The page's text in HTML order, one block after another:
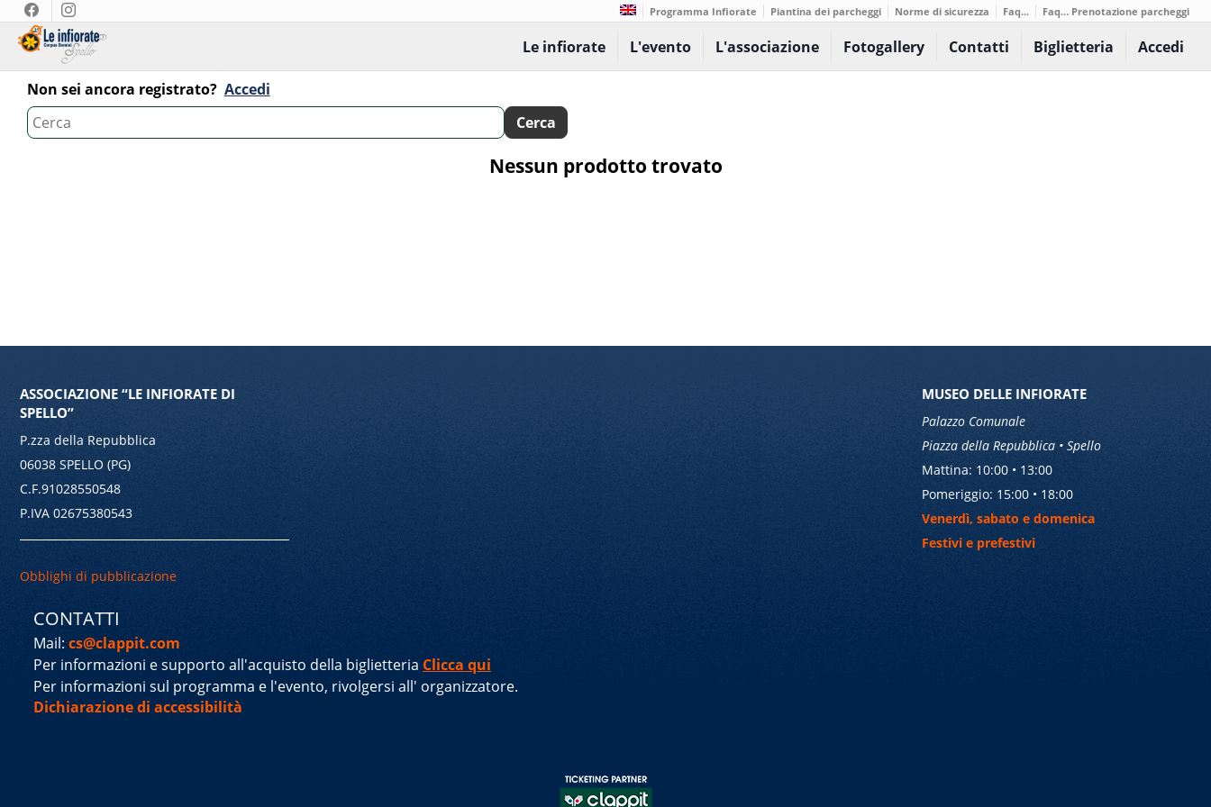
Programma Infiorate Piantina dei parcheggi Norme di sicurezza Faq... Faq… Prenotazione parcheggi
Le infiorate L'evento L'associazione Fotogallery Contatti Biglietteria Accedi
Non sei ancora registrato? Accedi
Nessun prodotto trovato
ASSOCIAZIONE “LE INFIORATE DI
SPELLO”
P.zza della Repubblica
06038 SPELLO (PG)
C.F.91028550548
P.IVA 02675380543
Obblighi di pubblicazione
MUSEO DELLE INFIORATE
Palazzo Comunale
Piazza della Repubblica • Spello
Mattina: 10:00 • 13:00
Pomeriggio: 15:00 • 18:00
Venerdì, sabato e domenica
Festivi e prefestivi
CONTATTI
Mail: cs@clappit.com
Per informazioni e supporto all'acquisto della biglietteria Clicca qui
Per informazioni sul programma e l'evento, rivolgersi all' organizzatore.
Dichiarazione di accessibilità